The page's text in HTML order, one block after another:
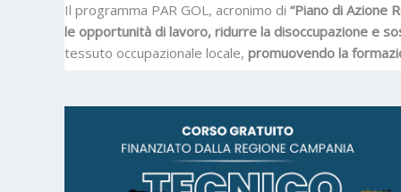
Il programma PAR GOL, acronimo di “Piano di Azione
le opportunità di lavoro, ridurre la disoccupazione e
tessuto occupazionale locale, promuovendo la